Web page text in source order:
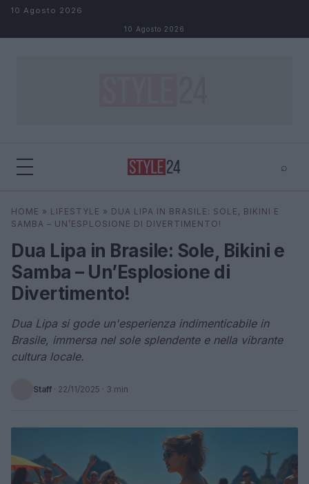
Salta al contenuto
10 Agosto 2026
10 Agosto 2026
⌕
Cerca ⌕
HOME » LIFESTYLE » DUA LIPA IN BRASILE: SOLE, BIKINI E
SAMBA – UN’ESPLOSIONE DI DIVERTIMENTO!
Dua Lipa in Brasile: Sole, Bikini e
Samba – Un’Esplosione di
Divertimento!
Dua Lipa si gode un'esperienza indimenticabile in
Brasile, immersa nel sole splendente e nella vibrante
cultura locale.
Staff · 22/11/2025 · 3 min